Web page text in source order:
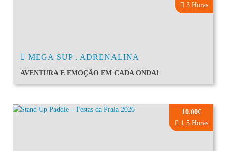
3 Horas
MEGA SUP . ADRENALINA
AVENTURA E EMOÇÃO EM CADA ONDA!
10.00€
1.5 Horas